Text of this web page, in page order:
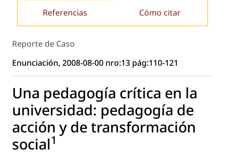
Referencias Cómo citar
Reporte de Caso
Enunciación, 2008-08-00 nro:13 pág:110-121
Una pedagogía crítica en la
universidad: pedagogía de
acción y de transformación
social1